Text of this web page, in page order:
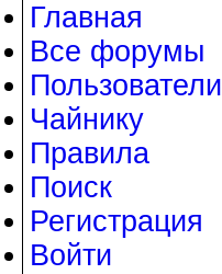
Главная
Все форумы
Пользователи
Чайнику
Правила
Поиск
Регистрация
Войти